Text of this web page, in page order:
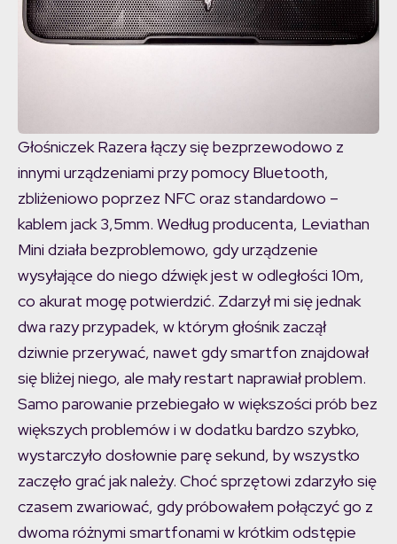
Głośniczek Razera łączy się bezprzewodowo z
innymi urządzeniami przy pomocy Bluetooth,
zbliżeniowo poprzez NFC oraz standardowo –
kablem jack 3,5mm. Według producenta, Leviathan
Mini działa bezproblemowo, gdy urządzenie
wysyłające do niego dźwięk jest w odległości 10m,
co akurat mogę potwierdzić. Zdarzył mi się jednak
dwa razy przypadek, w którym głośnik zaczął
dziwnie przerywać, nawet gdy smartfon znajdował
się bliżej niego, ale mały restart naprawiał problem.
Samo parowanie przebiegało w większości prób bez
większych problemów i w dodatku bardzo szybko,
wystarczyło dosłownie parę sekund, by wszystko
zaczęło grać jak należy. Choć sprzętowi zdarzyło się
czasem zwariować, gdy próbowałem połączyć go z
dwoma różnymi smartfonami w krótkim odstępie